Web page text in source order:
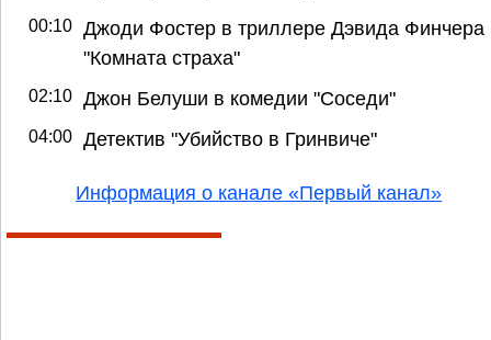
00:10 Джоди Фостер в триллере Дэвида Финчера
"Комната страха"
02:10 Джон Белуши в комедии "Соседи"
04:00 Детектив "Убийство в Гринвиче"
Информация о канале «Первый канал»